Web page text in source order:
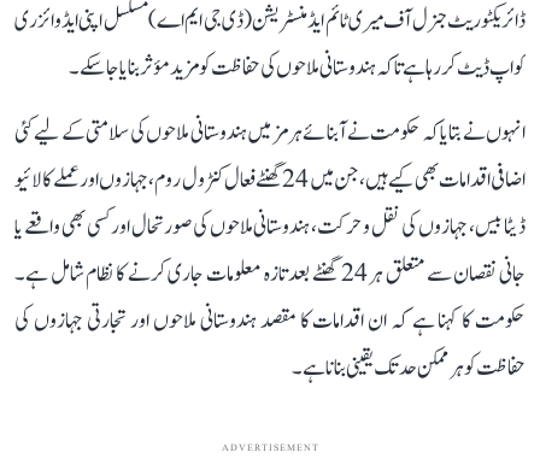
ڈائریکٹوریٹ جنرل آف میری ٹائم ایڈمنسٹریشن (ڈی جی ایم اے) مسلسل اپنی ایڈوائزری
کو اپ ڈیٹ کر رہا ہے تاکہ ہندوستانی ملاحوں کی حفاظت کو مزید مؤثر بنایا جا سکے۔
انہوں نے بتایا کہ حکومت نے آبنائے ہرمز میں ہندوستانی ملاحوں کی سلامتی کے لیے کئی
اضافی اقدامات بھی کیے ہیں، جن میں 24 گھنٹے فعال کنٹرول روم، جہازوں اور عملے کا لائیو
ڈیٹا بیس، جہازوں کی نقل و حرکت، ہندوستانی ملاحوں کی صورتحال اور کسی بھی واقعے یا
جانی نقصان سے متعلق ہر 24 گھنٹے بعد تازہ معلومات جاری کرنے کا نظام شامل ہے۔
حکومت کا کہنا ہے کہ ان اقدامات کا مقصد ہندوستانی ملاحوں اور تجارتی جہازوں کی
حفاظت کو ہر ممکن حد تک یقینی بنانا ہے۔
ADVERTISEMENT